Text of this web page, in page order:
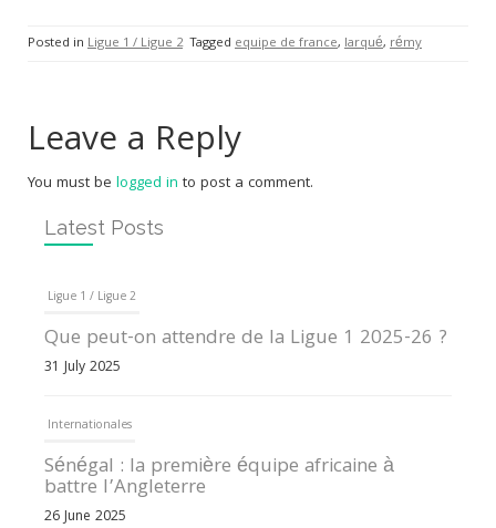
Posted in Ligue 1 / Ligue 2 Tagged equipe de france, larqué, rémy
Leave a Reply
You must be logged in to post a comment.
Latest Posts
Ligue 1 / Ligue 2
Que peut-on attendre de la Ligue 1 2025-26 ?
31 July 2025
Internationales
Sénégal : la première équipe africaine à
battre l’Angleterre
26 June 2025